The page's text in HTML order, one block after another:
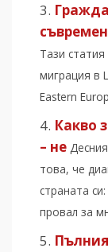
Тази
миграция в
Eastern
Какво
– не
това, че
страната
провал за